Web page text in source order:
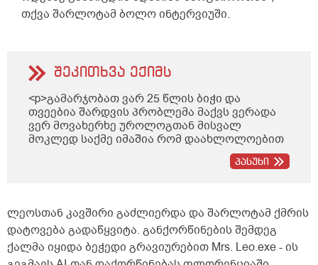
თქვა შარლოტამ ბოლო ინტერვიუში.
შეკითხვა ექიმს
<p>გამარჯობათ ვარ 25 წლის ბიჭი და
თვეებია შარდვის პრობლემა მაქვს ვერადა
ვერ მოვახერხე უროლოგთან მისვალ
მოკლედ საქმე იმაშია რომ დაახლოლოებით
5 წუთში ზოგჯერ მეტი ადრეც ისევ მინდება
შარდვა ხან ცოტა გადმოდის ხან ბერვი
კონსულტაციაზე მოსვლა ხუთშაბათს ან
პარასკევს მეცლება სად ხართ
ტერიტორიულად ქუთაისში და რა ღირს
თქვენთან კონსულტაცია და ხო ტელეფონის
ნომერი რომ დამიწეროთ თქვენი</p>
პასუხი
ლეოსთან კავშირი გაძლიერდა და შარლოტამ ქმრის
დატოვება გადაწყვიტა. განქორწინების შემდეგ
ქალმა იყიდა ბეჭედი გრავიურებით Mrs. Leo.exe - ის